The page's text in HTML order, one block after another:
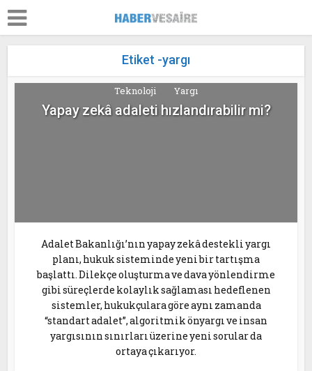
Etiket -yargı
Teknoloji Yargı
Yapay zekâ adaleti hızlandırabilir mi?
Adalet Bakanlığı’nın yapay zekâ destekli yargı
planı, hukuk sisteminde yeni bir tartışma
başlattı. Dilekçe oluşturma ve dava yönlendirme
gibi süreçlerde kolaylık sağlaması hedeflenen
sistemler, hukukçulara göre aynı zamanda
“standart adalet”, algoritmik önyargı ve insan
yargısının sınırları üzerine yeni sorular da
ortaya çıkarıyor.